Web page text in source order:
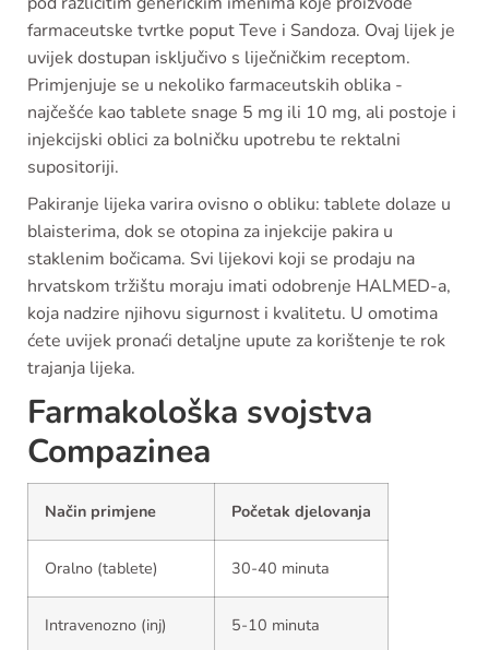
farmaceutske tvrtke poput Teve i Sandoza. Ovaj lijek je
uvijek dostupan isključivo s liječničkim receptom.
Primjenjuje se u nekoliko farmaceutskih oblika -
najčešće kao tablete snage 5 mg ili 10 mg, ali postoje i
injekcijski oblici za bolničku upotrebu te rektalni
supositoriji.
Pakiranje lijeka varira ovisno o obliku: tablete dolaze u
blaisterima, dok se otopina za injekcije pakira u
staklenim bočicama. Svi lijekovi koji se prodaju na
hrvatskom tržištu moraju imati odobrenje HALMED-a,
koja nadzire njihovu sigurnost i kvalitetu. U omotima
ćete uvijek pronaći detaljne upute za korištenje te rok
trajanja lijeka.
Farmakološka svojstva
Compazinea
Način primjene Početak djelovanja
Oralno (tablete) 30-40 minuta
Intravenozno (inj) 5-10 minuta